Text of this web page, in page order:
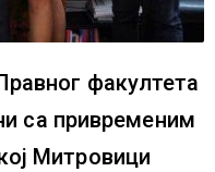
факултета
са привременим
Митровици